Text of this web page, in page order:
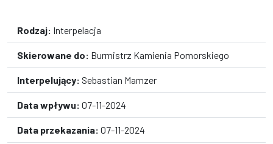
Rodzaj: Interpelacja
Skierowane do: Burmistrz Kamienia Pomorskiego
Interpelujący: Sebastian Mamzer
Data wpływu: 07-11-2024
Data przekazania: 07-11-2024